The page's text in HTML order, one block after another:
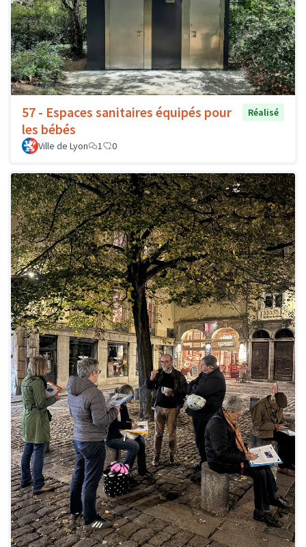
57 - Espaces sanitaires équipés pour
les bébés
Réalisé
Ville de Lyon 1 0